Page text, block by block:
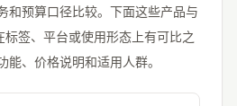
和预算口径比较。下面这些产品与
标签、平台或使用形态上有可比之
、价格说明和适用人群。